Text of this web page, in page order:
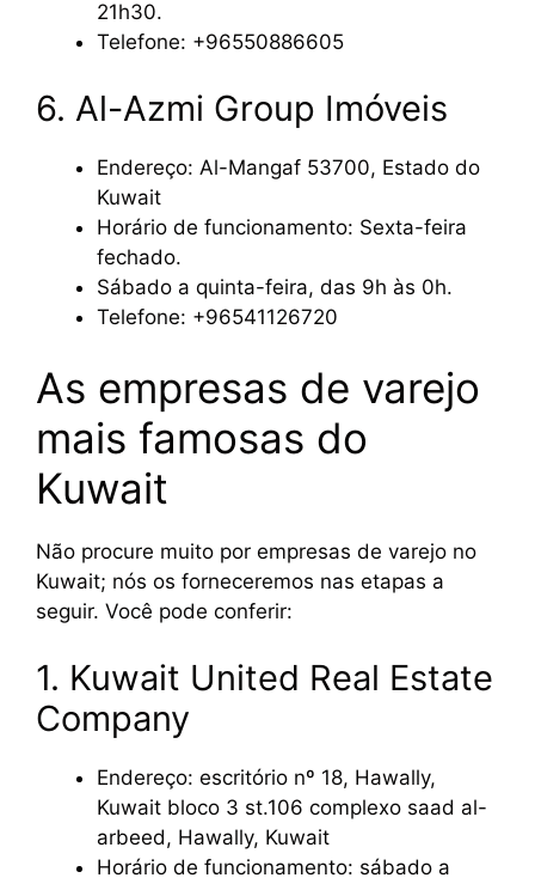
21h30.
Telefone: +96550886605
6. Al-Azmi Group Imóveis
Endereço: Al-Mangaf 53700, Estado do
Kuwait
Horário de funcionamento: Sexta-feira
fechado.
Sábado a quinta-feira, das 9h às 0h.
Telefone: +96541126720
As empresas de varejo
mais famosas do
Kuwait
Não procure muito por empresas de varejo no
Kuwait; nós os forneceremos nas etapas a
seguir. Você pode conferir:
1. Kuwait United Real Estate
Company
Endereço: escritório nº 18, Hawally,
Kuwait bloco 3 st.106 complexo saad al-
arbeed, Hawally, Kuwait
Horário de funcionamento: sábado a